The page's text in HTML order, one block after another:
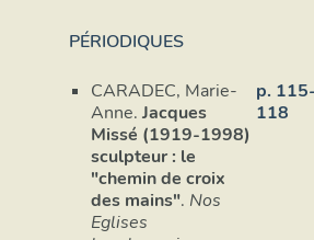
PÉRIODIQUES
CARADEC, Marie-
Anne. Jacques
Missé (1919-1998)
sculpteur : le
"chemin de croix
des mains". Nos
Eglises
p.
118